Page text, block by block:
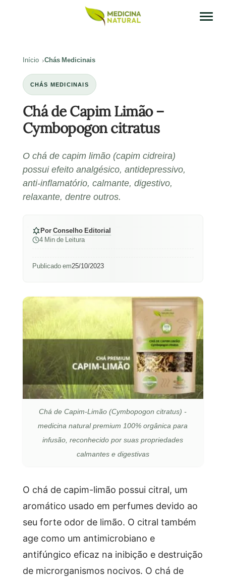
Início Chás Medicinais
CHÁS MEDICINAIS
Chá de Capim Limão –
Cymbopogon citratus
O chá de capim limão (capim cidreira)
possui efeito analgésico, antidepressivo,
anti-inflamatório, calmante, digestivo,
relaxante, dentre outros.
PorConselho Editorial
4 Min de Leitura
Publicado em25/10/2023
Chá de Capim-Limão (Cymbopogon citratus) -
medicina natural premium 100% orgânica para
infusão, reconhecido por suas propriedades
calmantes e digestivas
O chá de capim-limão possui citral, um
aromático usado em perfumes devido ao
seu forte odor de limão. O citral também
age como um antimicrobiano e
antifúngico eficaz na inibição e destruição
de microrganismos nocivos. O chá de